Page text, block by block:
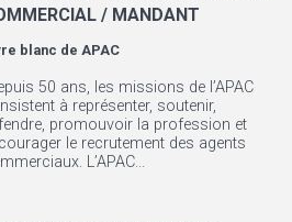
/ MANDANT
blanc de APAC
50 ans, les missions de l’APAC
à représenter, soutenir,
promouvoir la profession et
le recrutement des agents
L’APAC...